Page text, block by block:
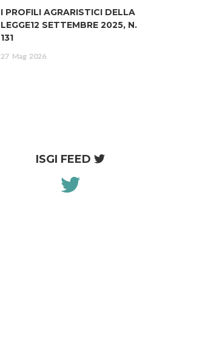
I PROFILI AGRARISTICI DELLA
LEGGE12 SETTEMBRE 2025, N.
131
27 Mag 2026
ISGI FEED